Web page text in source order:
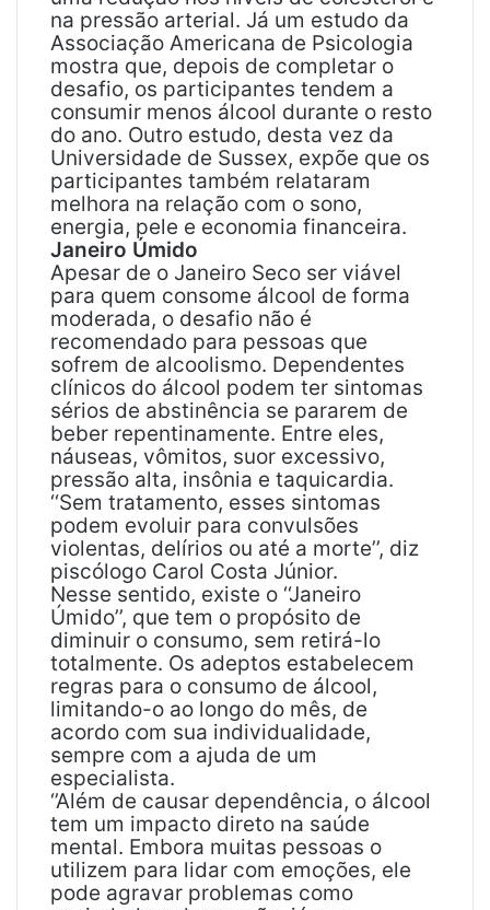
na pressão arterial. Já um estudo da
Associação Americana de Psicologia
mostra que, depois de completar o
desafio, os participantes tendem a
consumir menos álcool durante o resto
do ano. Outro estudo, desta vez da
Universidade de Sussex, expõe que os
participantes também relataram
melhora na relação com o sono,
energia, pele e economia financeira.
Janeiro Úmido
Apesar de o Janeiro Seco ser viável
para quem consome álcool de forma
moderada, o desafio não é
recomendado para pessoas que
sofrem de alcoolismo. Dependentes
clínicos do álcool podem ter sintomas
sérios de abstinência se pararem de
beber repentinamente. Entre eles,
náuseas, vômitos, suor excessivo,
pressão alta, insônia e taquicardia.
‘‘Sem tratamento, esses sintomas
podem evoluir para convulsões
violentas, delírios ou até a morte’’, diz
piscólogo Carol Costa Júnior.
Nesse sentido, existe o ‘‘Janeiro
Úmido’’, que tem o propósito de
diminuir o consumo, sem retirá-lo
totalmente. Os adeptos estabelecem
regras para o consumo de álcool,
limitando-o ao longo do mês, de
acordo com sua individualidade,
sempre com a ajuda de um
especialista.
‘’Além de causar dependência, o álcool
tem um impacto direto na saúde
mental. Embora muitas pessoas o
utilizem para lidar com emoções, ele
pode agravar problemas como